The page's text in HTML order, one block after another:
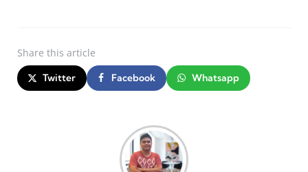
Share this article
Twitter Facebook Whatsapp